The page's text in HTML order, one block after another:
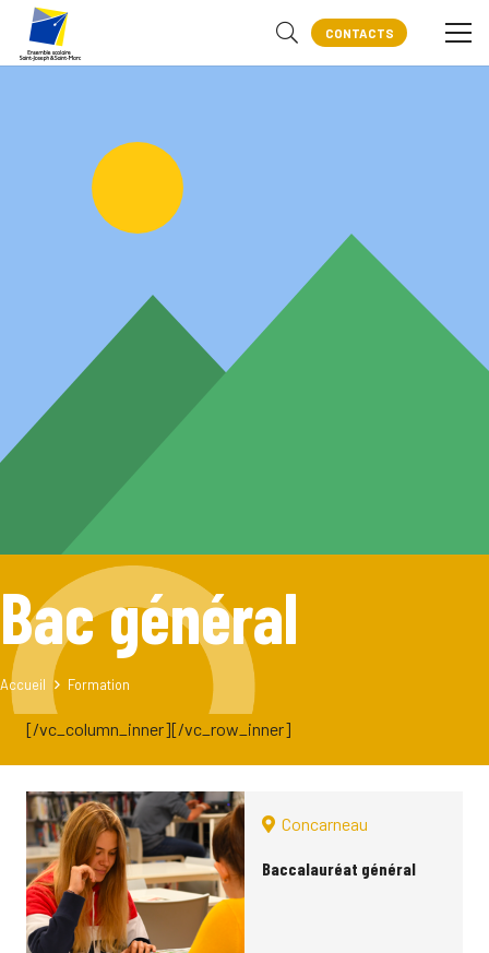
CONTACTS
Bac général
Accueil Formation
[/vc_column_inner][/vc_row_inner]
Concarneau
Baccalauréat général